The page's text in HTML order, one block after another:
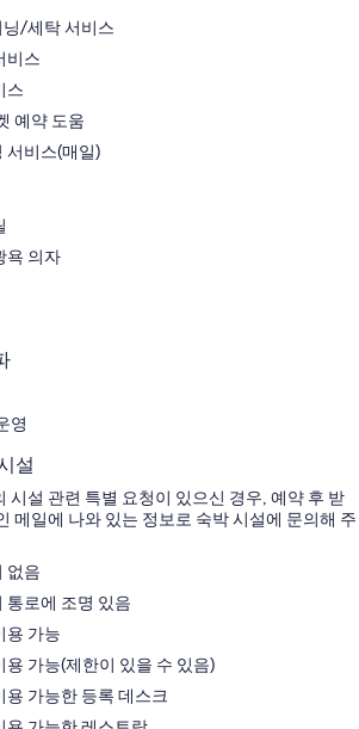
/세탁 서비스
비스
스
예약 도움
서비스(매일)
욕 의자
영
설
시설 관련 특별 요청이 있으신 경우, 예약 후 받
메일에 나와 있는 정보로 숙박 시설에 문의해 주
없음
통로에 조명 있음
용 가능
용 가능(제한이 있을 수 있음)
용 가능한 등록 데스크